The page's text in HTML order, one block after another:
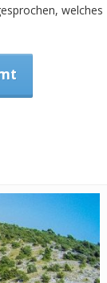
welches